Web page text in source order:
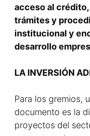
acceso al
trámites y
institucional y
desarrollo
LA INVERSIÓN
Para los gremios,
documento es la
proyectos del